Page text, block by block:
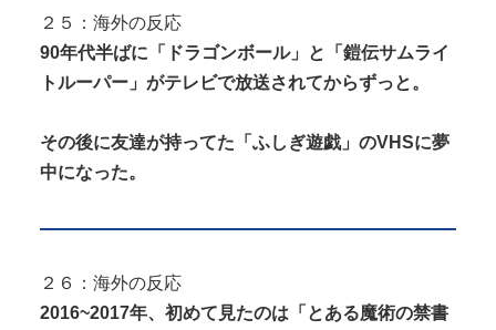
２５：海外の反応
90年代半ばに「ドラゴンボール」と「鎧伝サムライ
トルーパー」がテレビで放送されてからずっと。
その後に友達が持ってた「ふしぎ遊戯」のVHSに夢
中になった。
２６：海外の反応
2016~2017年、初めて見たのは「とある魔術の禁書